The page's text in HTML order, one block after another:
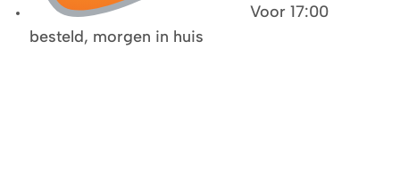
Voor 17:00
besteld, morgen in huis